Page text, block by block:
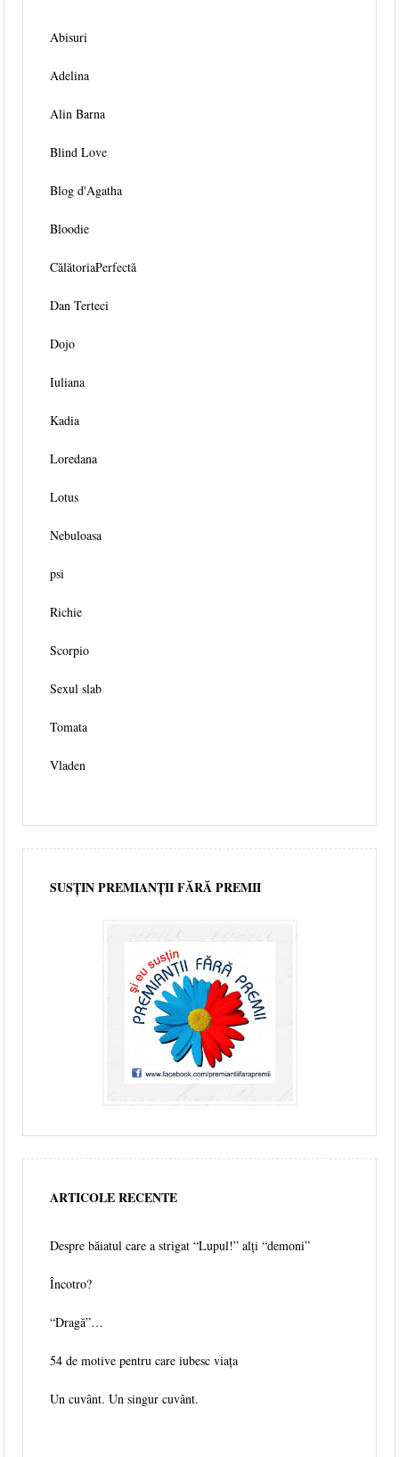
Abisuri
Adelina
Alin Barna
Blind Love
Blog d'Agatha
Bloodie
CălătoriaPerfectă
Dan Terteci
Dojo
Iuliana
Kadia
Loredana
Lotus
Nebuloasa
psi
Richie
Scorpio
Sexul slab
Tomata
Vladen
SUSȚIN PREMIANȚII FĂRĂ PREMII
ARTICOLE RECENTE
Despre băiatul care a strigat “Lupul!” alți “demoni”
Încotro?
“Dragă”…
54 de motive pentru care iubesc viața
Un cuvânt. Un singur cuvânt.